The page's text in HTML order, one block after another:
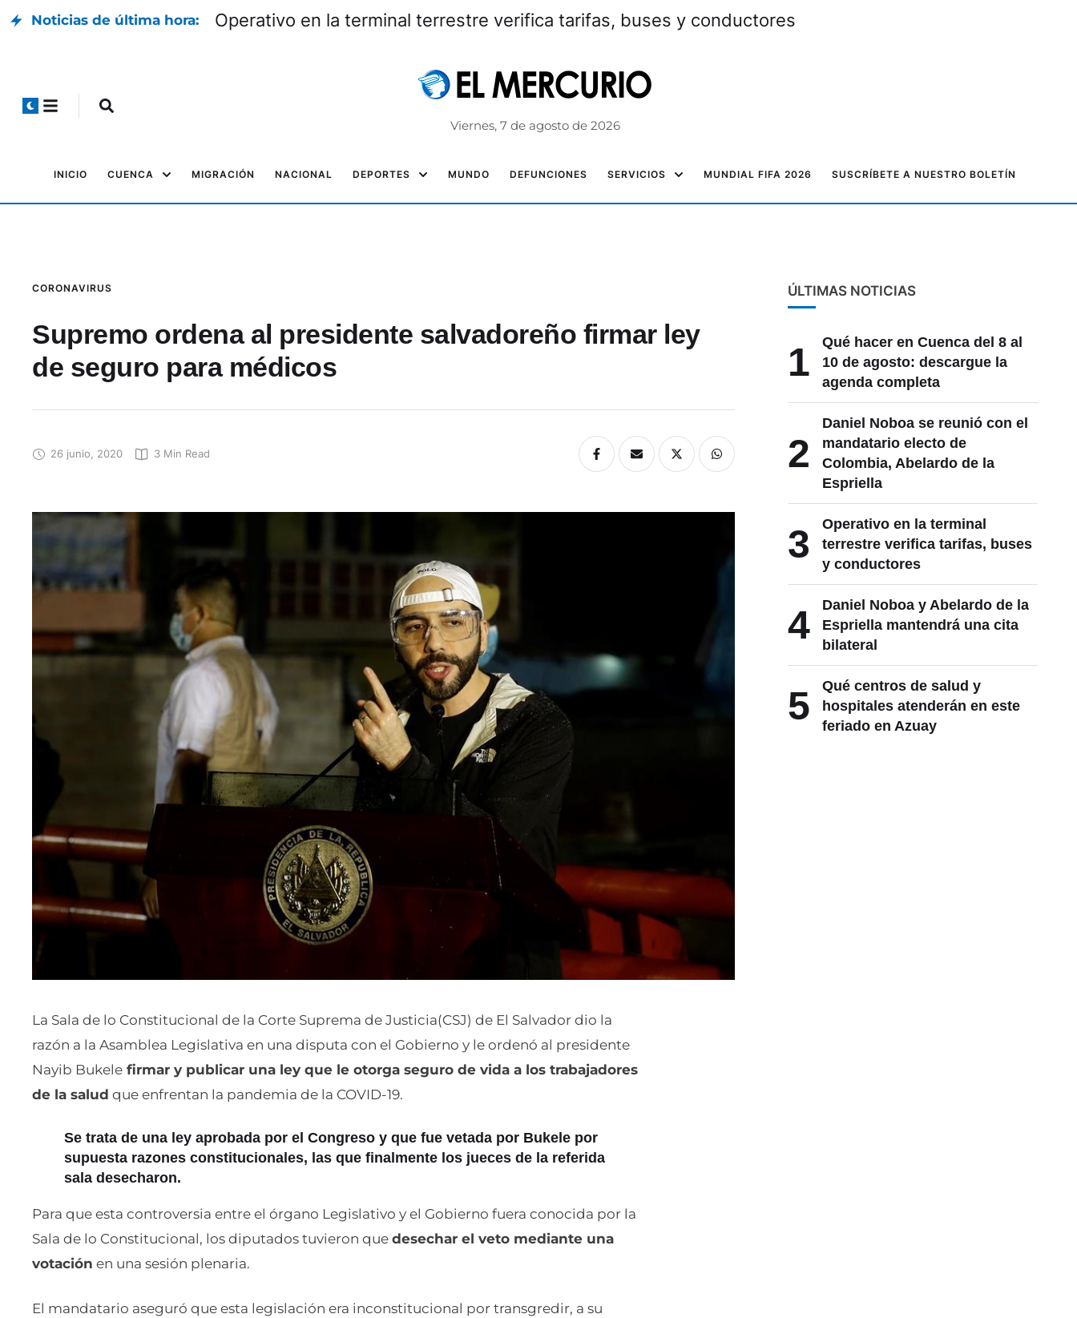
Noticias de última hora: Operativo en la terminal terrestre verifica tarifas, buses y conductores
Viernes, 7 de agosto de 2026
INICIO CUENCA MIGRACIÓN NACIONAL DEPORTES MUNDO DEFUNCIONES SERVICIOS MUNDIAL FIFA 2026 SUSCRÍBETE A NUESTRO BOLETÍN
CORONAVIRUS
Supremo ordena al presidente salvadoreño firmar ley
de seguro para médicos
26 junio, 2020 3 Min Read
La Sala de lo Constitucional de la Corte Suprema de Justicia(CSJ) de El Salvador dio la
razón a la Asamblea Legislativa en una disputa con el Gobierno y le ordenó al presidente
Nayib Bukele firmar y publicar una ley que le otorga seguro de vida a los trabajadores
de la salud que enfrentan la pandemia de la COVID-19.
Se trata de una ley aprobada por el Congreso y que fue vetada por Bukele por
supuesta razones constitucionales, las que finalmente los jueces de la referida
sala desecharon.
Para que esta controversia entre el órgano Legislativo y el Gobierno fuera conocida por la
Sala de lo Constitucional, los diputados tuvieron que desechar el veto mediante una
votación en una sesión plenaria.
El mandatario aseguró que esta legislación era inconstitucional por transgredir, a su
ÚLTIMAS NOTICIAS
1
Qué hacer en Cuenca del 8 al
10 de agosto: descargue la
agenda completa
2
Daniel Noboa se reunió con el
mandatario electo de
Colombia, Abelardo de la
Espriella
3
Operativo en la terminal
terrestre verifica tarifas, buses
y conductores
4
Daniel Noboa y Abelardo de la
Espriella mantendrá una cita
bilateral
5
Qué centros de salud y
hospitales atenderán en este
feriado en Azuay